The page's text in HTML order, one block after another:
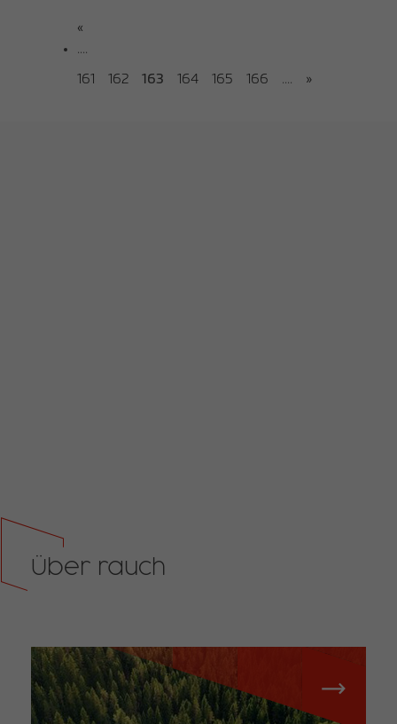
«
....
161 162 163 164 165 166 .... »
Über rauch